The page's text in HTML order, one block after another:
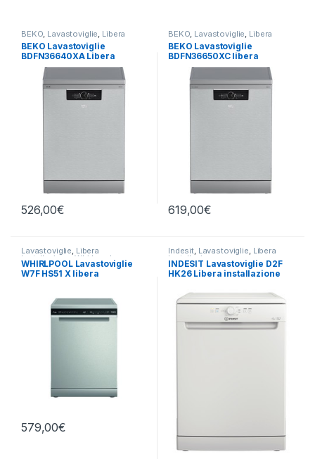
BEKO Lavastoviglie Libera
Installazione
BEKO Lavastoviglie
BDFN36640XA Libera
Installazione 16 Coperti
526,00€
BEKO Lavastoviglie Libera
Installazione
BEKO Lavastoviglie
BDFN36650XC libera
installazione
619,00€
Lavastoviglie, Libera
Installazione Whirlpool
WHIRLPOOL Lavastoviglie
W7F HS51 X libera
579,00€
Indesit, Lavastoviglie, Libera
Installazione
INDESIT Lavastoviglie D2F
HK26 Libera installazione